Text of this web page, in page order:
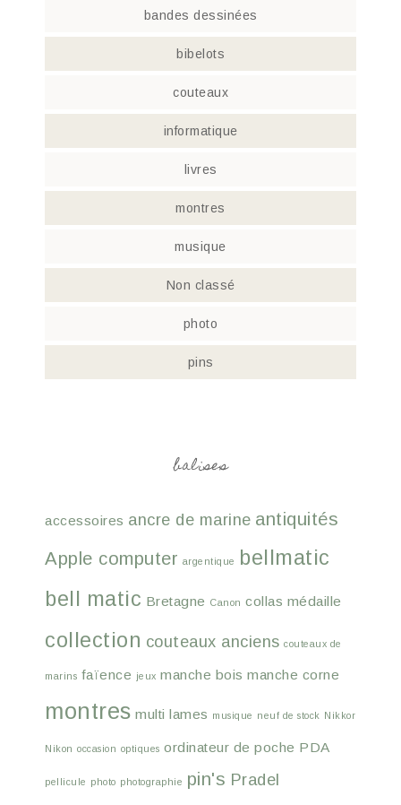
bandes dessinées
bibelots
couteaux
informatique
livres
montres
musique
Non classé
photo
pins
balises
accessoires ancre de marine antiquités
Apple computer argentique
bellmatic
bell matic Bretagne Canon collas médaille
collection couteaux anciens couteaux de
marins faïence jeux manche bois manche corne
montres multi lames musique neuf de stock Nikkor
Nikon occasion optiques ordinateur de poche PDA
pellicule photo photographie pin's Pradel